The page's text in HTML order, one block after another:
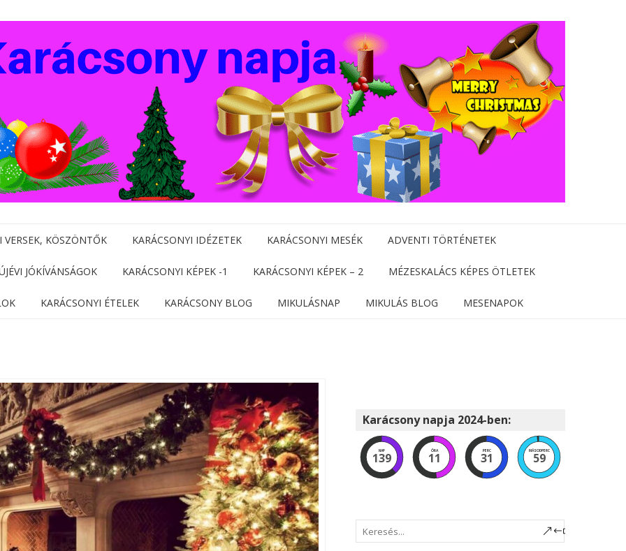
VERSEK, KÖSZÖNTŐK KARÁCSONYI IDÉZETEK KARÁCSONYI MESÉK ADVENTI TÖRTÉNETEK
JÓKÍVÁNSÁGOK KARÁCSONYI KÉPEK -1 KARÁCSONYI KÉPEK – 2 MÉZESKALÁCS KÉPES ÖTLETEK
KARÁCSONYI ÉTELEK KARÁCSONY BLOG MIKULÁSNAP MIKULÁS BLOG MESENAPOK
Karácsony napja 2024-ben:
NAP
139
ÓRA
11
PERC
31
MÁSODPERC
57